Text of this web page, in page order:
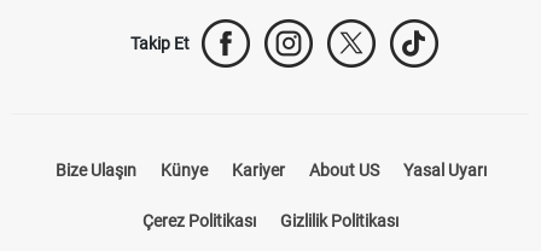
Takip Et
Bize Ulaşın Künye Kariyer About US Yasal Uyarı
Çerez Politikası Gizlilik Politikası